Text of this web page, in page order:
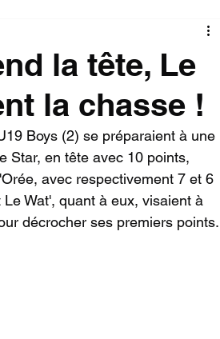
la tête, Le
la chasse !
Boys (2) se préparaient à une
Star, en tête avec 10 points,
avec respectivement 7 et 6
Wat', quant à eux, visaient à
décrocher ses premiers points.